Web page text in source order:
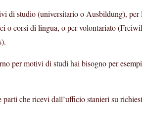
di studio (universitario o Ausbildung), per
o corsi di lingua, o per volontariato
per motivi di studi hai bisogno per
che ricevi dall’ufficio stanieri su